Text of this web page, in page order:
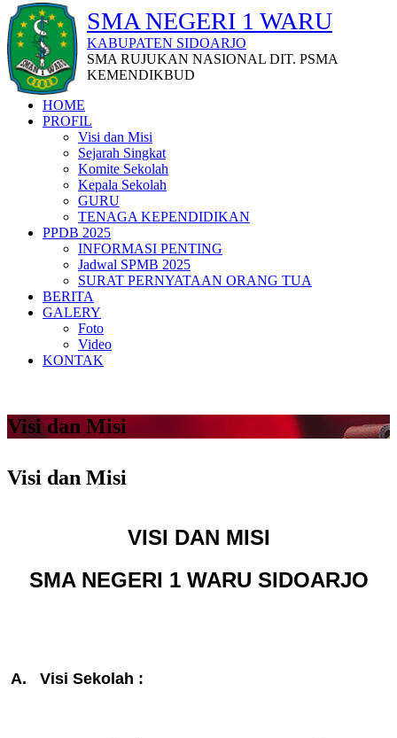
SMA NEGERI 1 WARU
KABUPATEN SIDOARJO
SMA RUJUKAN NASIONAL DIT. PSMA
KEMENDIKBUD
HOME
PROFIL
Visi dan Misi
Sejarah Singkat
Komite Sekolah
Kepala Sekolah
GURU
TENAGA KEPENDIDIKAN
PPDB 2025
INFORMASI PENTING
Jadwal SPMB 2025
SURAT PERNYATAAN ORANG TUA
BERITA
GALERY
Foto
Video
KONTAK
Visi dan Misi
Visi dan Misi
VISI DAN MISI
SMA NEGERI 1 WARU SIDOARJO
A. Visi Sekolah :